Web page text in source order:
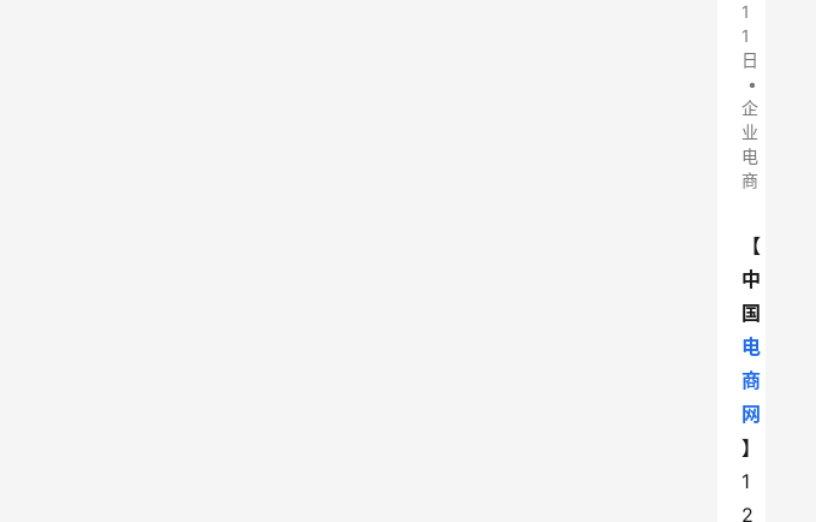
1
1
日
•
企
业
电
商
【
中
国
电
商
网
】
1
2